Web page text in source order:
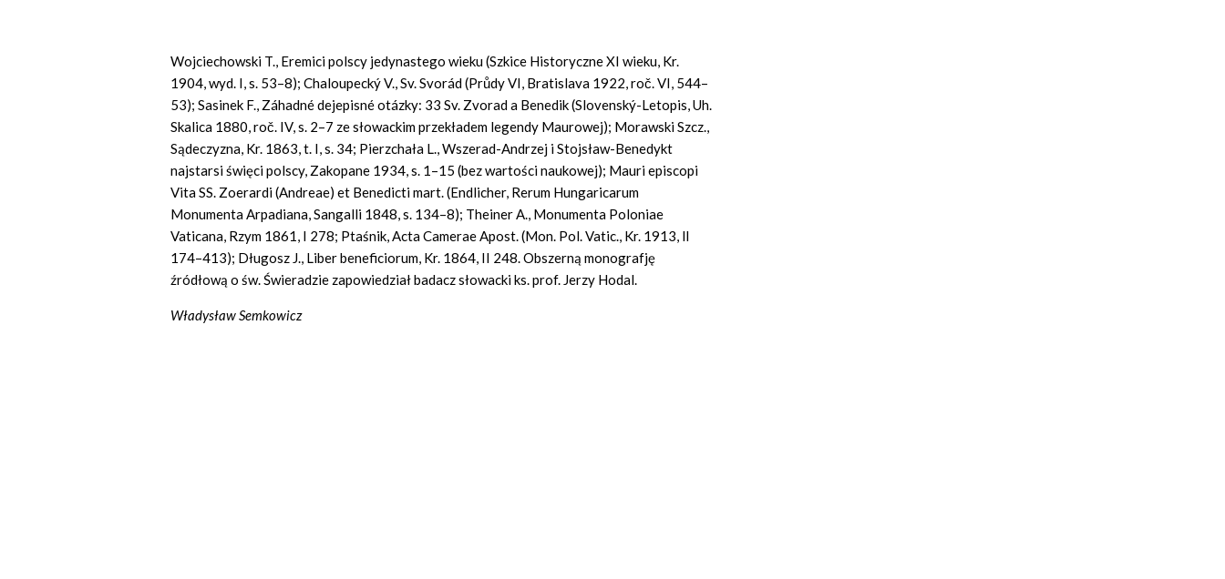
Wojciechowski T., Eremici polscy jedynastego wieku (Szkice Historyczne XI wieku, Kr.
1904, wyd. I, s. 53–8); Chaloupecký V., Sv. Svorád (Průdy VI, Bratislava 1922, roč. VI, 544–
53); Sasinek F., Záhadné dejepisné otázky: 33 Sv. Zvorad a Benedik (Slovenský-Letopis, Uh.
Skalica 1880, roč. IV, s. 2–7 ze słowackim przekładem legendy Maurowej); Morawski Szcz.,
Sądeczyzna, Kr. 1863, t. I, s. 34; Pierzchała L., Wszerad-Andrzej i Stojsław-Benedykt
najstarsi święci polscy, Zakopane 1934, s. 1–15 (bez wartości naukowej); Mauri episcopi
Vita SS. Zoerardi (Andreae) et Benedicti mart. (Endlicher, Rerum Hungaricarum
Monumenta Arpadiana, Sangalli 1848, s. 134–8); Theiner A., Monumenta Poloniae
Vaticana, Rzym 1861, I 278; Ptaśnik, Acta Camerae Apost. (Mon. Pol. Vatic., Kr. 1913, lI
174–413); Długosz J., Liber beneficiorum, Kr. 1864, II 248. Obszerną monografję
źródłową o św. Świeradzie zapowiedział badacz słowacki ks. prof. Jerzy Hodal.
Władysław Semkowicz